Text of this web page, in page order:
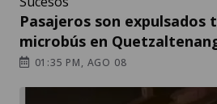
Pasajeros son expulsados
microbús en
01:35 PM, AGO 08